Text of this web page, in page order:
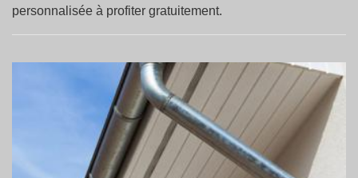
personnalisée à profiter gratuitement.